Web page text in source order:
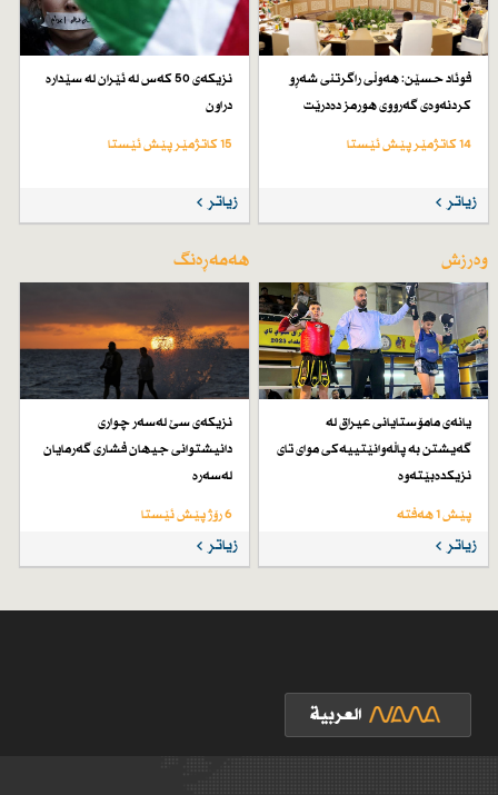
فوئاد حسێن: هەوڵی راگرتنی شەڕو
كردنەوەی گەرووی هورمز دەدرێت
14 کاتژمێر پێش ئێستا
زیاتر
نزیكەی 50 كەس لە ئێران لە سێدارە
دراون
15 کاتژمێر پێش ئێستا
زیاتر
وەرزش
یانەی مامۆستایانی عیراق لە
گەیشتن بە پاڵەوانێتییەكی موای تای
نزیكدەبێتەوە
پێش 1 هەفتە
زیاتر
هەمەڕەنگ
نزیكەی سێ لەسەر چواری
دانیشتوانی جیهان فشاری گەرمایان
لەسەرە
6 رۆژ پێش ئێستا
زیاتر